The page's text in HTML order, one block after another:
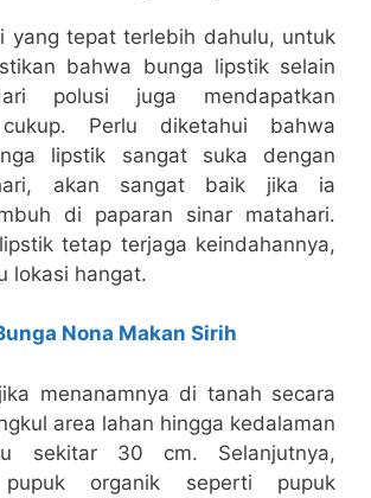
yang tepat terlebih dahulu, untuk
bahwa bunga lipstik selain
polusi juga mendapatkan
cukup. Perlu diketahui bahwa
lipstik sangat suka dengan
akan sangat baik jika ia
di paparan sinar matahari.
tetap terjaga keindahannya,
lokasi hangat.
Nona Makan Sirih
menanamnya di tanah secara
area lahan hingga kedalaman
sekitar 30 cm. Selanjutnya,
pupuk organik seperti pupuk